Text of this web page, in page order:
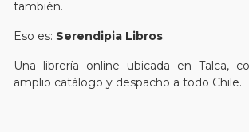
también.
Eso es: Serendipia Libros.
Una librería online ubicada en Talca,
amplio catálogo y despacho a todo Chile.